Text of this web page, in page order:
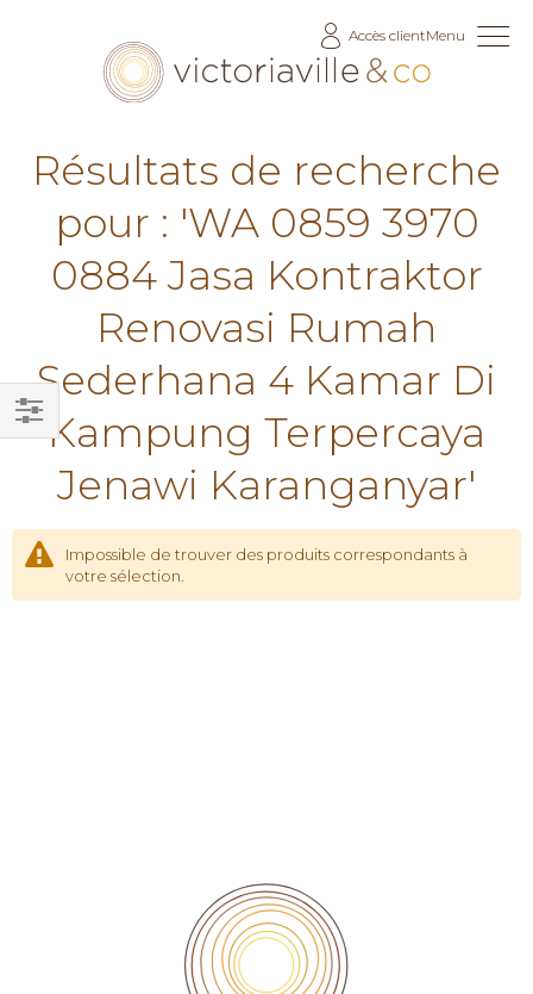
Accès clientMenu
Résultats de recherche
pour : 'WA 0859 3970
0884 Jasa Kontraktor
Renovasi Rumah
Sederhana 4 Kamar Di
Kampung Terpercaya
Jenawi Karanganyar'
Impossible de trouver des produits correspondants à
votre sélection.
Filtrer